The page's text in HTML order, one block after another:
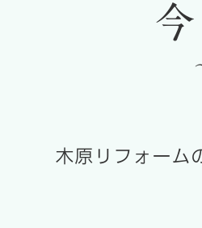
木原リフォーム